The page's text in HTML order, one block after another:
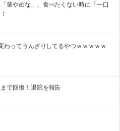
薬やめな」、食べたくない時に「一口
わってうんざりしてるやつｗｗｗｗｗ
で回復！退院を報告